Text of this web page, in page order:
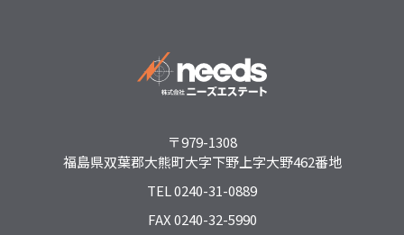
〒979-1308
福島県双葉郡大熊町大字下野上字大野462番地
TEL 0240-31-0889
FAX 0240-32-5990